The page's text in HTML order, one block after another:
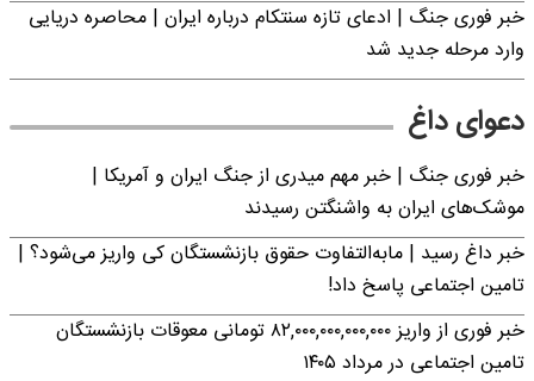
خبر فوری جنگ | ادعای تازه سنتکام درباره ایران | محاصره دریایی
وارد مرحله جدید شد
دعوای داغ
خبر فوری جنگ | خبر مهم میدری از جنگ ایران و آمریکا |
موشک‌های ایران به واشنگتن رسیدند
خبر داغ رسید | مابه‌التفاوت حقوق بازنشستگان کی واریز می‌شود؟ |
تامین اجتماعی پاسخ داد!
خبر فوری از واریز ۸۲,۰۰۰,۰۰۰,۰۰۰,۰۰۰ تومانی معوقات بازنشستگان
تامین اجتماعی در مرداد ۱۴۰۵